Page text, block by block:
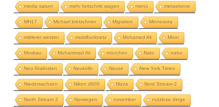
media saturn mehr fortschritt wagen menü metaebene
MH17 Michael kretschmer Migration Minnesota
mittlerer westen mobilfunknetz Mohamed Ali Moor
Moskau Muhammad Ali münchen Nato natur
Neo-Stalinsten Neukölln Neuss New York Times
Niedersachsen Nikon d600 Nizza Nord Stream 2
North Stream 2 Norwegen november nutzlose dinge